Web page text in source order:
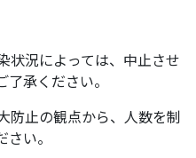
状況によっては、中止させ
承ください。
防止の観点から、人数を制
い。